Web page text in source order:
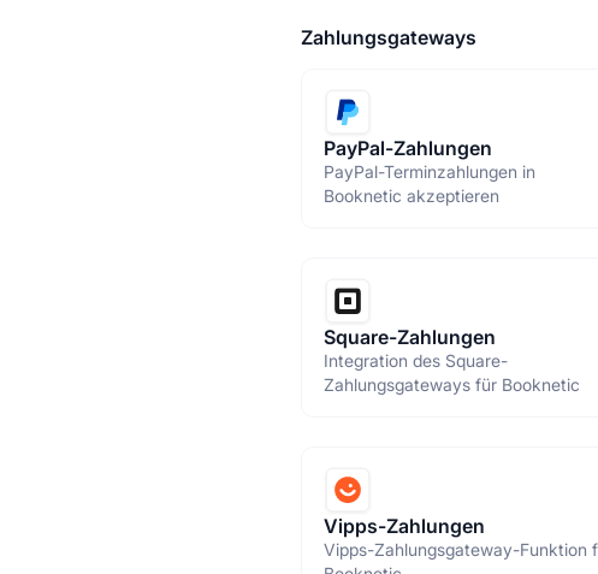
Zahlungsgateways
PayPal-Zahlungen
PayPal-Terminzahlungen in
Booknetic akzeptieren
Square-Zahlungen
Integration des Square-
Zahlungsgateways für Booknetic
Vipps-Zahlungen
Vipps-Zahlungsgateway-Funktion